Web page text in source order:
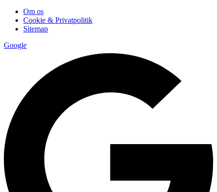
Om os
Cookie & Privatpolitik
Sitemap
Google